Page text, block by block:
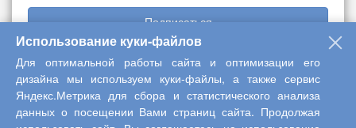
Подписаться
Copyright © 2013-2026 Центр научного сотрудничества «Интерактив
плюс»
Использование куки-файлов
Для оптимальной работы сайта и оптимизации его
дизайна мы используем куки-файлы, а также сервис
Яндекс.Метрика для сбора и статистического анализа
данных о посещении Вами страниц сайта. Продолжая